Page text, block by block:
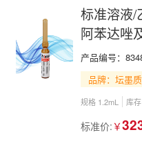
标准溶液/
阿苯达唑
产品编号：
品牌：坛墨
规格 1.2mL 库
标准价: ￥